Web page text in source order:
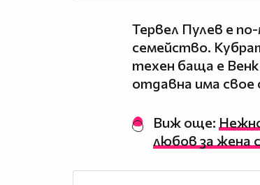
Тервел Пулев е
семейство.
техен баща е
отдавна има свое
Виж още:
любов за жена